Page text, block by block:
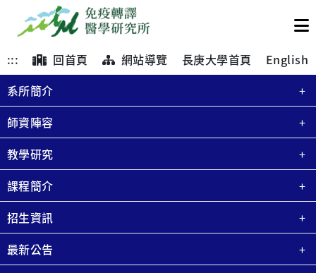
::: 回首頁 網站導覽 長庚大學首頁
English
系所簡介
師資陣容
教學研究
課程簡介
招生資訊
最新公告